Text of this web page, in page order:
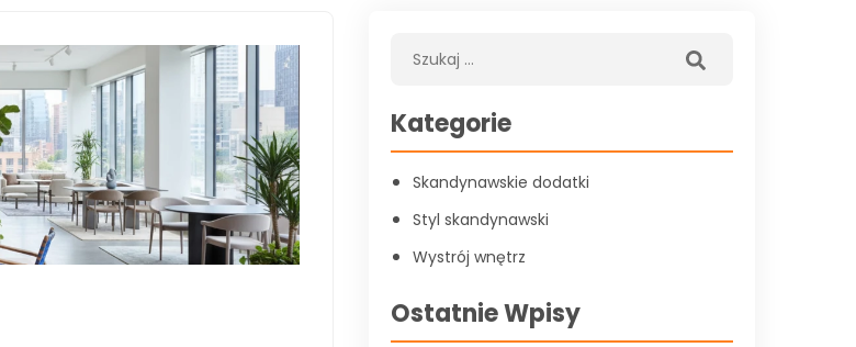
Kategorie
Skandynawskie dodatki
Styl skandynawski
Wystrój wnętrz
Ostatnie Wpisy